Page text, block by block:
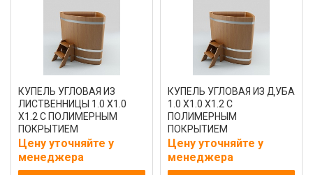
КУПЕЛЬ УГЛОВАЯ ИЗ
ЛИСТВЕННИЦЫ 1.0 Х1.0
Х1.2 С ПОЛИМЕРНЫМ
ПОКРЫТИЕМ
НАТУРАЛЬНАЯ
Цену уточняйте у
менеджера
КУПЕЛЬ УГЛОВАЯ ИЗ ДУБА
1.0 Х1.0 Х1.2 С
ПОЛИМЕРНЫМ
ПОКРЫТИЕМ
НАТУРАЛЬНАЯ
Цену уточняйте у
менеджера